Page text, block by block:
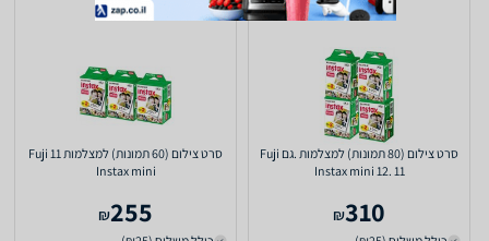
סרט צילום (80 תמונות) למצלמות .גם Fuji
Instax mini 12. 11
310
₪
סרט צילום (60 תמונות) למצלמות 11 Fuji
Instax mini
255
₪